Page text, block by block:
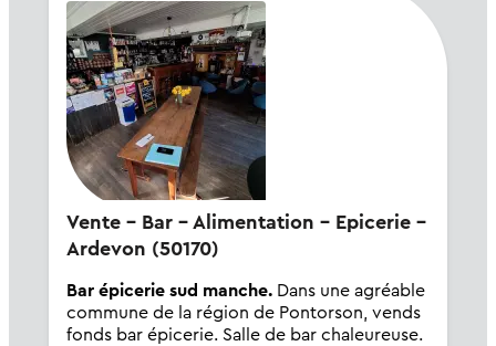
Vente - Bar - Alimentation - Epicerie -
Ardevon (50170)
Bar épicerie sud manche.Dans une agréable
commune de la région de Pontorson, vends
fonds bar épicerie. Salle de bar chaleureuse.